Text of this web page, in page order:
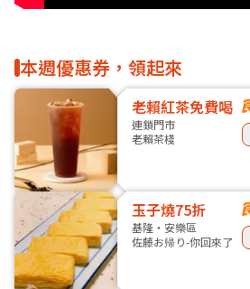
本週優惠券，領起來
老賴紅茶免費喝
連鎖門市
老賴茶棧
玉子燒75折
基隆・安樂區
佐藤お帰り-你回來了